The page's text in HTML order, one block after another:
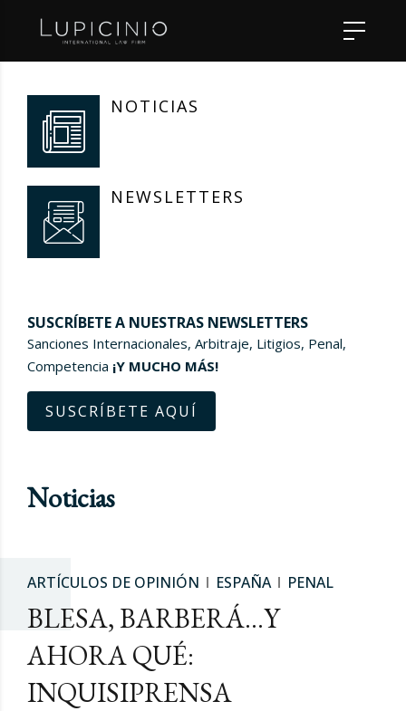
NOTICIAS
NEWSLETTERS
SUSCRÍBETE A NUESTRAS NEWSLETTERS
Sanciones Internacionales, Arbitraje, Litigios, Penal,
Competencia ¡Y MUCHO MÁS!
SUSCRÍBETE AQUÍ
Noticias
ARTÍCULOS DE OPINIÓN ESPAÑA PENAL
BLESA, BARBERÁ…Y
AHORA QUÉ:
INQUISIPRENSA